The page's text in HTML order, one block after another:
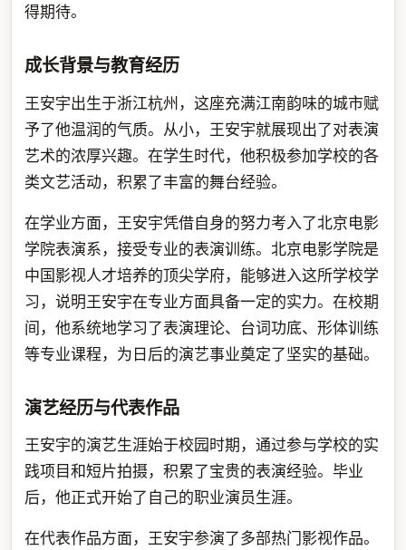
得期待。
成长背景与教育经历
王安宇出生于浙江杭州，这座充满江南韵味的城市赋
予了他温润的气质。从小，王安宇就展现出了对表演
艺术的浓厚兴趣。在学生时代，他积极参加学校的各
类文艺活动，积累了丰富的舞台经验。
在学业方面，王安宇凭借自身的努力考入了北京电影
学院表演系，接受专业的表演训练。北京电影学院是
中国影视人才培养的顶尖学府，能够进入这所学校学
习，说明王安宇在专业方面具备一定的实力。在校期
间，他系统地学习了表演理论、台词功底、形体训练
等专业课程，为日后的演艺事业奠定了坚实的基础。
演艺经历与代表作品
王安宇的演艺生涯始于校园时期，通过参与学校的实
践项目和短片拍摄，积累了宝贵的表演经验。毕业
后，他正式开始了自己的职业演员生涯。
在代表作品方面，王安宇参演了多部热门影视作品。